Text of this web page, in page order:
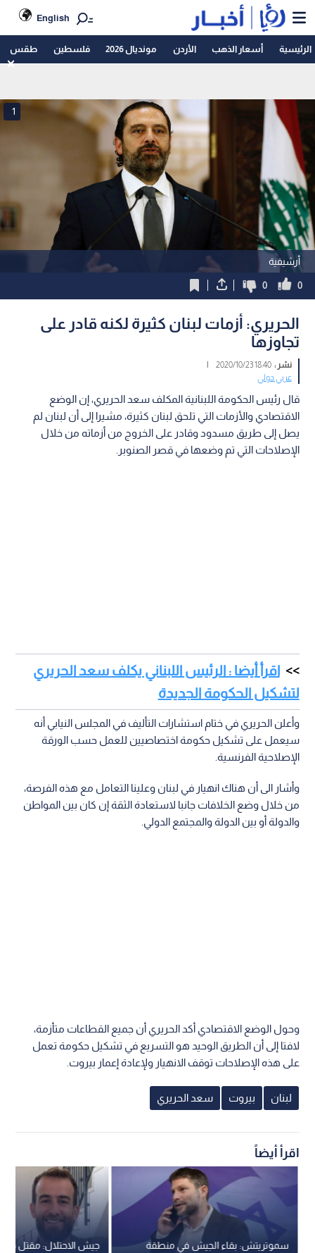
English
الرئيسية أسعار الذهب الأردن مونديال 2026 فلسطين طقس
أرشيفية
1
0
0
الحريري: أزمات لبنان كثيرة لكنه قادر على
تجاوزها
نشر :18:40 2020/10/23
|
عربي دولي
قال رئيس الحكومة اللبنانية المكلف سعد الحريري، إن الوضع
الاقتصادي والأزمات التي تلحق لبنان كثيرة، مشيرا إلى أن لبنان لم
يصل إلى طريق مسدود وقادر على الخروج من أزماته من خلال
الإصلاحات التي تم وضعها في قصر الصنوبر.
اقرأ أيضا : الرئيس اللبناني يكلف سعد الحريري
لتشكيل الحكومة الجديدة
وأعلن الحريري في ختام استشارات التأليف في المجلس النيابي أنه
سيعمل على تشكيل حكومة اختصاصيين للعمل حسب الورقة
الإصلاحية الفرنسية.
وأشار الى أن هناك انهيار في لبنان وعلينا التعامل مع هذه الفرصة،
من خلال وضع الخلافات جانبا لاستعادة الثقة إن كان بين المواطن
والدولة أو بين الدولة والمجتمع الدولي.
وحول الوضع الاقتصادي أكد الحريري أن جميع القطاعات متأزمة،
لافتا إلى أن الطريق الوحيد هو التسريع في تشكيل حكومة تعمل
على هذه الإصلاحات توقف الانهيار ولإعادة إعمار بيروت.
لبنان بيروت سعد الحريري
اقرأ أيضاً
سموتريتش: بقاء الجيش في منطقة